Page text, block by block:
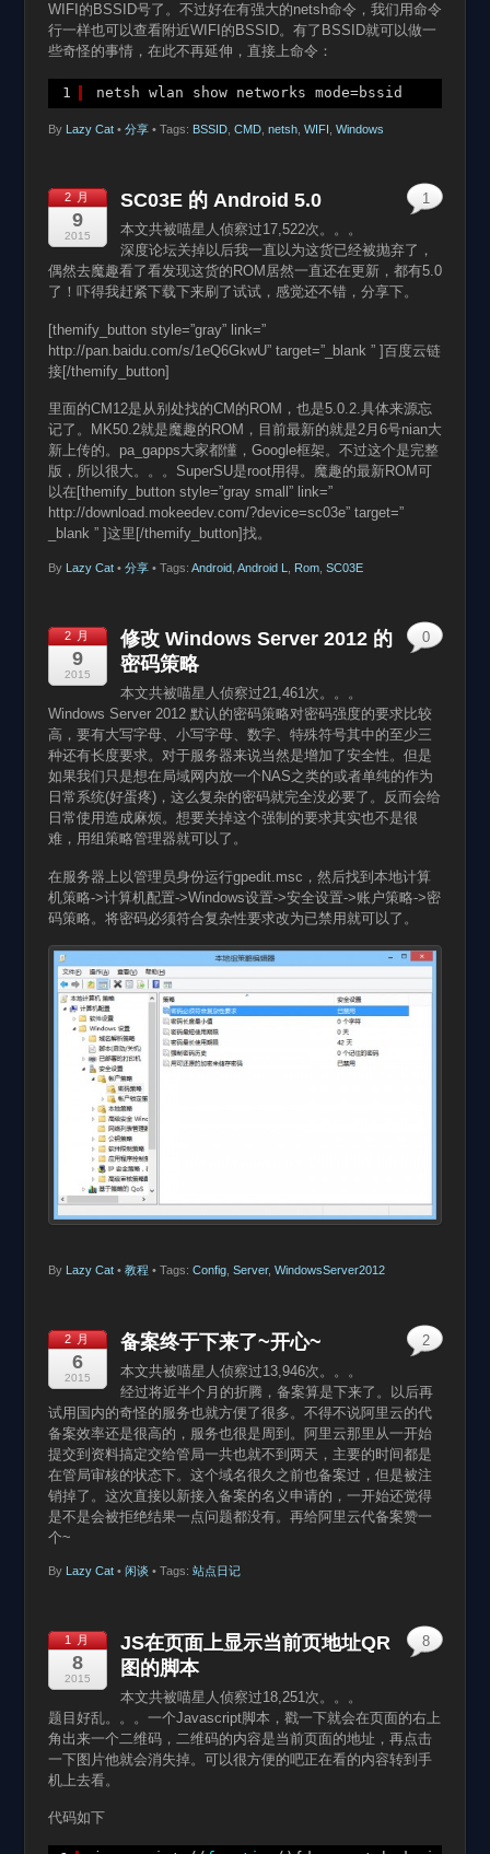
WIFI的BSSID号了。不过好在有强大的netsh命令，我们用命令
行一样也可以查看附近WIFI的BSSID。有了BSSID就可以做一
些奇怪的事情，在此不再延伸，直接上命令：
1 netsh wlan show networks mode=bssid
By Lazy Cat• 分享 • Tags: BSSID, CMD, netsh, WIFI Windows
2 月
9
2015
SC03E 的 Android 5.0
本文共被喵星人侦察过17,522次。。。
深度论坛关掉以后我一直以为这货已经被抛弃了，
偶然去魔趣看了看发现这货的ROM居然一直还在更新，都有5.0
了！吓得我赶紧下载下来刷了试试，感觉还不错，分享下。
[themify_button style=”gray” link=”
http://pan.baidu.com/s/1eQ6GkwU” target=”_blank ” ]百度云链
接[/themify_button]
里面的CM12是从别处找的CM的ROM，也是5.0.2.具体来源忘
记了。MK50.2就是魔趣的ROM，目前最新的就是2月6号nian大
新上传的。pa_gapps大家都懂，Google框架。不过这个是完整
版，所以很大。。。SuperSU是root用得。魔趣的最新ROM可
以在[themify_button style=”gray small” link=”
http://download.mokeedev.com/?device=sc03e” target=”
_blank ” ]这里[/themify_button]找。
By Lazy Cat• 分享
1
• Tags: Android, Android L Rom, SC03E
2 月
9
2015
修改 Windows Server 2012 的
密码策略
本文共被喵星人侦察过21,461次。。。
Windows Server 2012 默认的密码策略对密码强度的要求比较
高，要有大写字母、小写字母、数字、特殊符号其中的至少三
种还有长度要求。对于服务器来说当然是增加了安全性。但是
如果我们只是想在局域网内放一个NAS之类的或者单纯的作为
日常系统(好蛋疼)，这么复杂的密码就完全没必要了。反而会给
日常使用造成麻烦。想要关掉这个强制的要求其实也不是很
难，用组策略管理器就可以了。
在服务器上以管理员身份运行gpedit.msc，然后找到本地计算
机策略->计算机配置->Windows设置->安全设置->账户策略->密
码策略。将密码必须符合复杂性要求改为已禁用就可以了。
By Lazy Cat• 教程
0
• Tags: Config, Server, WindowsServer2012
2 月
6
2015
备案终于下来了~开心~
本文共被喵星人侦察过13,946次。。。
经过将近半个月的折腾，备案算是下来了。以后再
试用国内的奇怪的服务也就方便了很多。不得不说阿里云的代
备案效率还是很高的，服务也很是周到。阿里云那里从一开始
提交到资料搞定交给管局一共也就不到两天，主要的时间都是
在管局审核的状态下。这个域名很久之前也备案过，但是被注
销掉了。这次直接以新接入备案的名义申请的，一开始还觉得
是不是会被拒绝结果一点问题都没有。再给阿里云代备案赞一
个~
By Lazy Cat• 闲谈
2
• Tags: 站点日记
1 月
8
2015
JS在页面上显示当前页地址QR
图的脚本
本文共被喵星人侦察过18,251次。。。
题目好乱。。。一个Javascript脚本，戳一下就会在页面的右上
角出来一个二维码，二维码的内容是当前页面的地址，再点击
一下图片他就会消失掉。可以很方便的吧正在看的内容转到手
机上去看。
代码如下
8